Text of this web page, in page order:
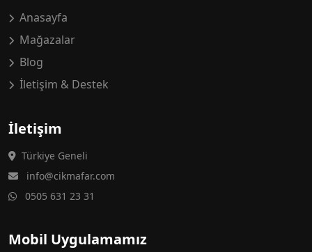
Anasayfa
Mağazalar
Blog
İletişim & Destek
İletişim
Türkiye Geneli
info@cikmafar.com
0505 631 23 31
Mobil Uygulamamız